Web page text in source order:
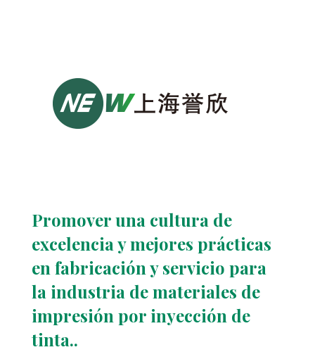
Promover una cultura de
excelencia y mejores prácticas
en fabricación y servicio para
la industria de materiales de
impresión por inyección de
tinta..